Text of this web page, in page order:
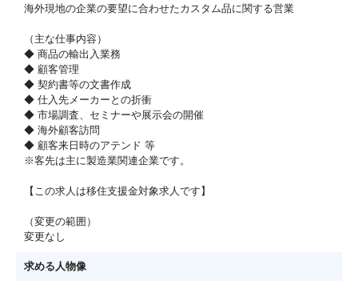
海外現地の企業の要望に合わせたカスタム品に関する営業
（主な仕事内容）
◆ 商品の輸出入業務
◆ 顧客管理
◆ 契約書等の文書作成
◆ 仕入先メーカーとの折衝
◆ 市場調査、セミナーや展示会の開催
◆ 海外顧客訪問
◆ 顧客来日時のアテンド 等
※客先は主に製造業関連企業です。
【この求人は移住支援金対象求人です】
（変更の範囲）
変更なし
求める人物像